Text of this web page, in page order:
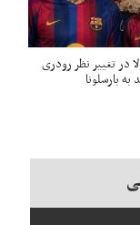
در تغییر نظر رودری
به بارسلونا